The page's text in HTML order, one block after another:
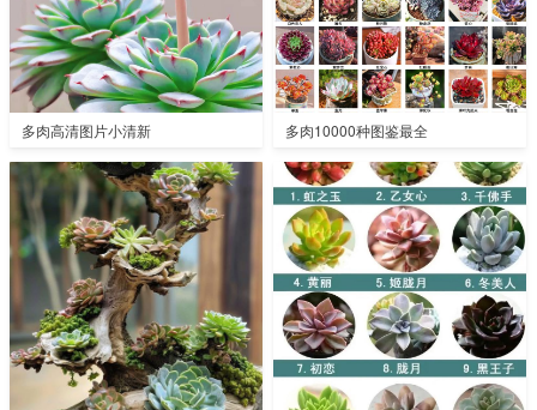
多肉高清图片小清新 多肉10000种图鉴最全